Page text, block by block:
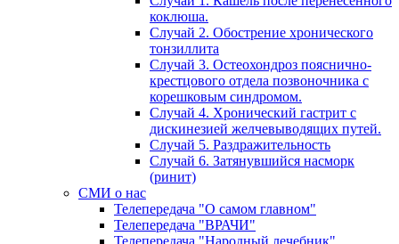
коклюша.
Случай 2. Обострение хронического
тонзиллита
Случай 3. Остеохондроз пояснично-
крестцового отдела позвоночника с
корешковым синдромом.
Случай 4. Хронический гастрит с
дискинезией желчевыводящих путей.
Случай 5. Раздражительность
Случай 6. Затянувшийся насморк
(ринит)
СМИ о нас
Телепередача "О самом главном"
Телепередача "ВРАЧИ"
Телепередача "Народный лечебник"